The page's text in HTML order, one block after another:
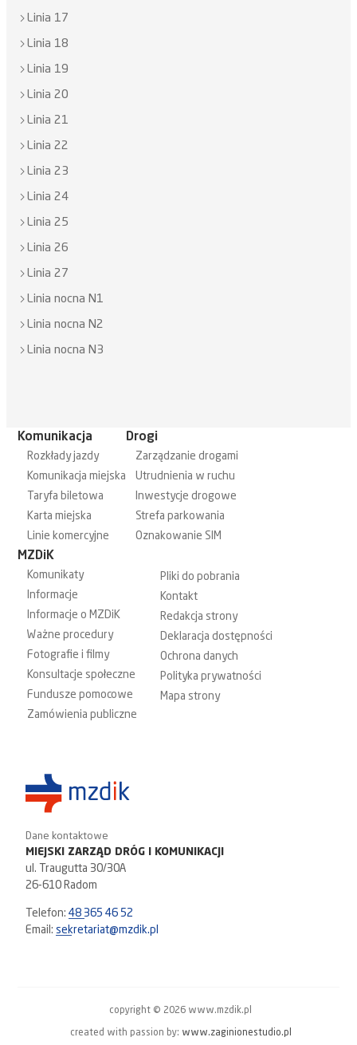
Linia 17
Linia 18
Linia 19
Linia 20
Linia 21
Linia 22
Linia 23
Linia 24
Linia 25
Linia 26
Linia 27
Linia nocna N1
Linia nocna N2
Linia nocna N3
Komunikacja
Rozkłady jazdy
Komunikacja miejska
Taryfa biletowa
Karta miejska
Linie komercyjne
Drogi
Zarządzanie drogami
Utrudnienia w ruchu
Inwestycje drogowe
Strefa parkowania
Oznakowanie SIM
MZDiK
Komunikaty
Informacje
Informacje o MZDiK
Ważne procedury
Fotografie i filmy
Konsultacje społeczne
Fundusze pomocowe
Zamówienia publiczne
Pliki do pobrania
Kontakt
Redakcja strony
Deklaracja dostępności
Ochrona danych
Polityka prywatności
Mapa strony
Dane kontaktowe
MIEJSKI ZARZĄD DRÓG I KOMUNIKACJI
ul. Traugutta 30/30A
26-610 Radom
Telefon:48 365 46 52
Email:sekretariat@mzdik.pl
copyright © 2026 www.mzdik.pl
created with passion by: www.zaginionestudio.pl